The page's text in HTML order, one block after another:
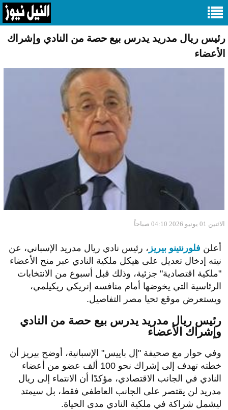
رئيس ريال مدريد يدرس بيع حصة من النادي وإشراك
الأعضاء
الاثنين 01 يونيو 2026 04:10 صباحاً
أعلن فلورنتينو بيريز ، رئيس نادي ريال مدريد الإسباني، عن
نيته إدخال تعديل على هيكل ملكية النادي عبر منح الأعضاء
"ملكية اقتصادية" جزئية، وذلك قبل أسبوع من الانتخابات
الرئاسية التي يخوضها أمام منافسه إنريكي ريكيلمي،
ويستعرض موقع تحيا مصر التفاصيل.
رئيس ريال مدريد يدرس بيع حصة من النادي
وإشراك الأعضاء
وفي حوار مع صحيفة "إل باييس" الإسبانية، أوضح بيريز أن
خطته تهدف إلى إشراك نحو 100 ألف عضو من أعضاء
النادي في الجانب الاقتصادي، مؤكدًا أن الانتماء إلى ريال
مدريد لن يقتصر على الجانب العاطفي فقط، بل سيمتد
ليشمل شراكة في ملكية النادي مدى الحياة.